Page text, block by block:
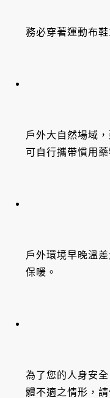
務必穿著運動布
戶外大自然場域
可自行攜帶慣用藥
戶外環境早晚溫
保暖。
為了您的人身安
體不適之情形，